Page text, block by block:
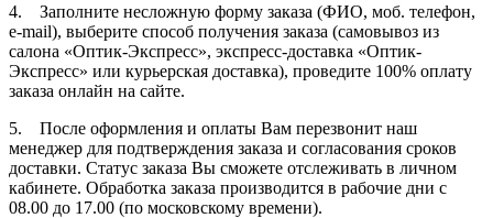
4. Заполните несложную форму заказа (ФИО, моб. телефон,
e-mail), выберите способ получения заказа (самовывоз из
салона «Оптик-Экспресс», экспресс-доставка «Оптик-
Экспресс» или курьерская доставка), проведите 100% оплату
заказа онлайн на сайте.
5. После оформления и оплаты Вам перезвонит наш
менеджер для подтверждения заказа и согласования сроков
доставки. Статус заказа Вы сможете отслеживать в личном
кабинете. Обработка заказа производится в рабочие дни с
08.00 до 17.00 (по московскому времени).